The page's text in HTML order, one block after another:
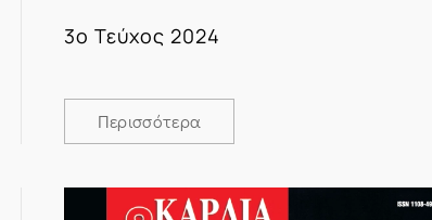
3ο Τεύχος 2024
Περισσότερα